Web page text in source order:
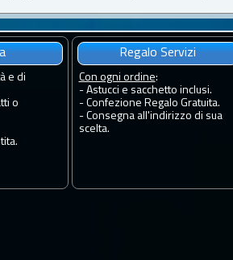
e di
o
Regalo Servizi
Con ogni ordine:
- Astucci e sacchetto inclusi.
- Confezione Regalo Gratuita.
- Consegna all'indirizzo di sua
scelta.